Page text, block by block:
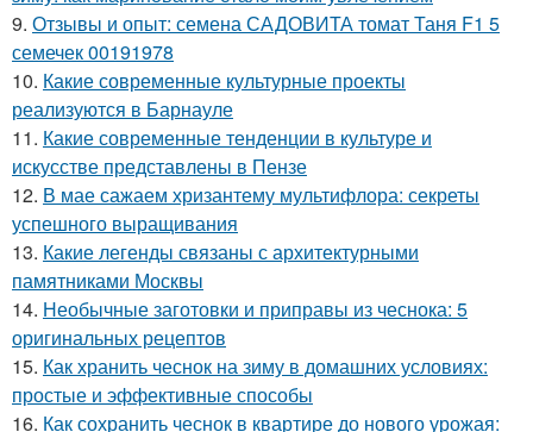
9. Отзывы и опыт: семена САДОВИТА томат Таня F1 5
семечек 00191978
10. Какие современные культурные проекты
реализуются в Барнауле
11. Какие современные тенденции в культуре и
искусстве представлены в Пензе
12. В мае сажаем хризантему мультифлора: секреты
успешного выращивания
13. Какие легенды связаны с архитектурными
памятниками Москвы
14. Необычные заготовки и приправы из чеснока: 5
оригинальных рецептов
15. Как хранить чеснок на зиму в домашних условиях:
простые и эффективные способы
16. Как сохранить чеснок в квартире до нового урожая: